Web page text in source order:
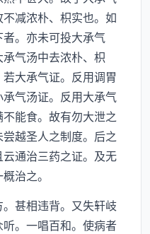
减浓朴、枳实也。如
。亦未可投大承气
气汤中去浓朴、枳
大承气证。反用调胃
气汤证。反用大承气
能食。故有勿大泄之
越圣人之制度。后之
通治三药之证。及无
治之。
甚相违背。又失轩岐
。一唱百和。使病者